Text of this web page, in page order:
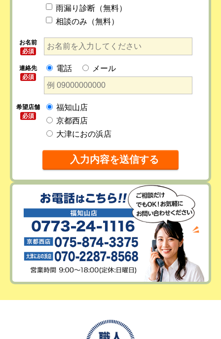
雨漏り診断（無料）
相談のみ（無料）
お名前
必須
連絡先
必須
電話 メール
希望店舗
必須
福知山店
京都西店
大津におの浜店